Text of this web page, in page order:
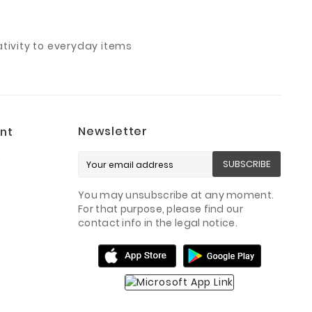
to everyday items
Newsletter
SUBSCRIBE
You may unsubscribe at any moment.
For that purpose, please find our
contact info in the legal notice.